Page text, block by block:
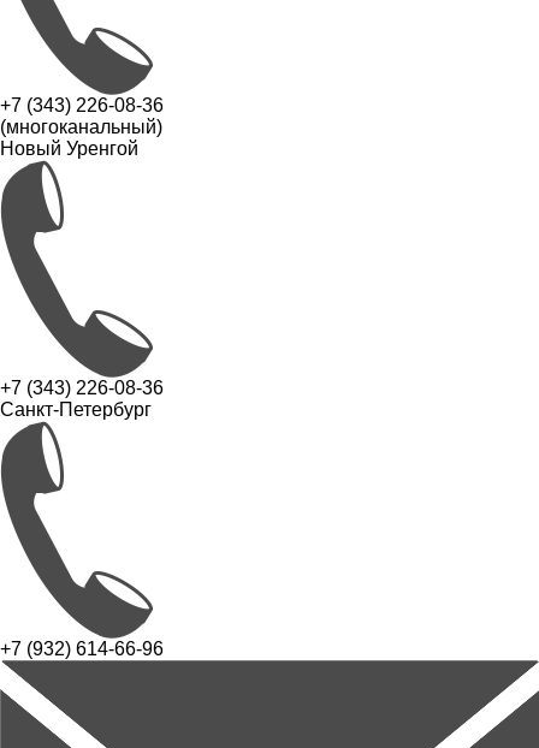
+7 (343) 226-08-36
(многоканальный)
Новый Уренгой
+7 (343) 226-08-36
Санкт-Петербург
+7 (932) 614-66-96